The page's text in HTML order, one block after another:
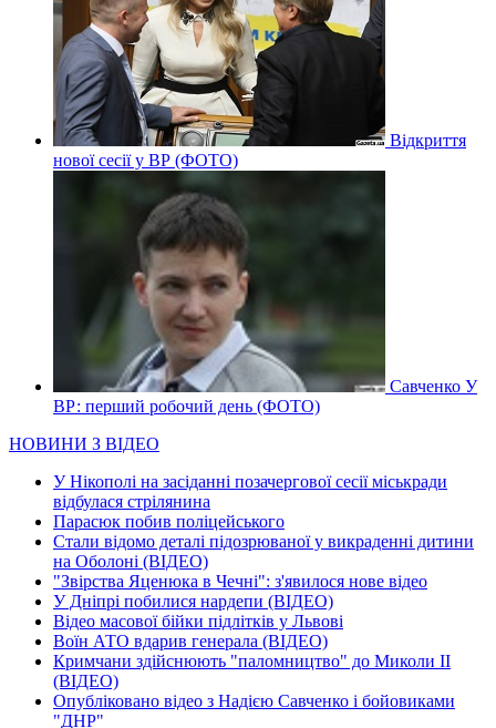
Відкриття
нової сесії у ВР (ФОТО)
Савченко У
ВР: перший робочий день (ФОТО)
НОВИНИ З ВІДЕО
У Нікополі на засіданні позачергової сесії міськради
відбулася стрілянина
Парасюк побив поліцейського
Стали відомо деталі підозрюваної у викраденні дитини
на Оболоні (ВІДЕО)
"Звірства Яценюка в Чечні": з'явилося нове відео
У Дніпрі побилися нардепи (ВІДЕО)
Відео масової бійки підлітків у Львові
Воїн АТО вдарив генерала (ВІДЕО)
Кримчани здійснюють "паломництво" до Миколи ІІ
(ВІДЕО)
Опубліковано відео з Надією Савченко і бойовиками
"ДНР"